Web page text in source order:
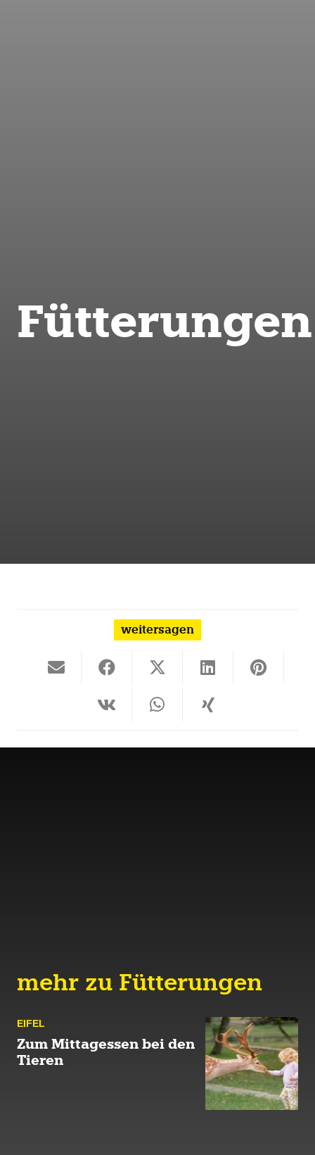
Fütterungen
weitersagen
mehr zu Fütterungen
EIFEL
Zum Mittagessen bei den
Tieren